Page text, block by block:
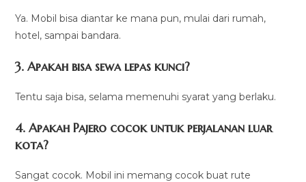
Ya. Mobil bisa diantar ke mana pun, mulai dari rumah,
hotel, sampai bandara.
3. Apakah bisa sewa lepas kunci?
Tentu saja bisa, selama memenuhi syarat yang berlaku.
4. Apakah Pajero cocok untuk perjalanan luar
kota?
Sangat cocok. Mobil ini memang cocok buat rute